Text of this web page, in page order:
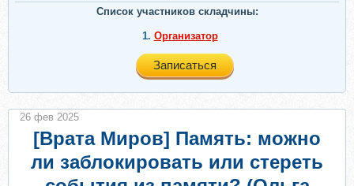
Список участников складчины:
1. Организатор
Записаться
[Врата Миров] Память: можно
ли заблокировать или стереть
26 фев 2025